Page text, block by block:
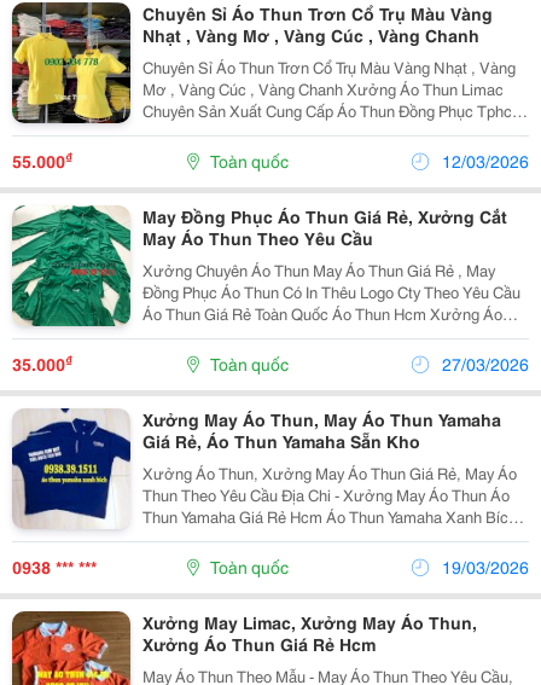
Chuyên Sỉ Áo Thun Trơn Cổ Trụ Màu Vàng
Nhạt , Vàng Mơ , Vàng Cúc , Vàng Chanh
Chuyên Sỉ Áo Thun Trơn Cổ Trụ Màu Vàng Nhạt , Vàng
Mơ , Vàng Cúc , Vàng Chanh Xưởng Áo Thun Limac
Chuyên Sản Xuất Cung Cấp Áo Thun Đồng Phục Tphc.
... Áo Thun Trơn Cổ Trụ Cổ Bẻ Nam Nữ, Thun Cá Sấu 4
Chiều, Màu Vàng . ... Từ Chất Liệu Thun Cá Sấu...
55.000₫ Toàn quốc 12/03/2026
May Đồng Phục Áo Thun Giá Rẻ, Xưởng Cắt
May Áo Thun Theo Yêu Cầu
Xưởng Chuyên Áo Thun May Áo Thun Giá Rẻ , May
Đồng Phục Áo Thun Có In Thêu Logo Cty Theo Yêu Cầu
Áo Thun Giá Rẻ Toàn Quốc Áo Thun Hcm Xưởng Áo
Thun May In Áo Thun Theo Yêu Cầu Nhận May Áo Thun
Giá Rẻ Tại Tphcm Hotline Hỗ Trợ 24/7
35.000₫ Toàn quốc 27/03/2026
Xưởng May Áo Thun, May Áo Thun Yamaha
Giá Rẻ, Áo Thun Yamaha Sẵn Kho
Xưởng Áo Thun, Xưởng May Áo Thun Giá Rẻ, May Áo
Thun Theo Yêu Cầu Địa Chi - Xưởng May Áo Thun Áo
Thun Yamaha Giá Rẻ Hcm Áo Thun Yamaha Xanh Bích
Đồng Phục Áo Thun Yamaha Xưởng May Áo Thun Theo
Yêu Cầu May Áo Thun Quà Tặng Quảng Cáo
0938 *** *** Toàn quốc 19/03/2026
Xưởng May Limac, Xưởng May Áo Thun,
Xưởng Áo Thun Giá Rẻ Hcm
May Áo Thun Theo Mẫu - May Áo Thun Theo Yêu Cầu,